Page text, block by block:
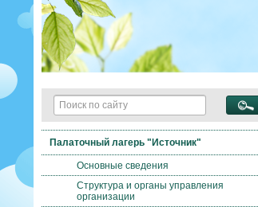
Палаточный лагерь "Источник"
Основные сведения
Структура и органы управления
организации